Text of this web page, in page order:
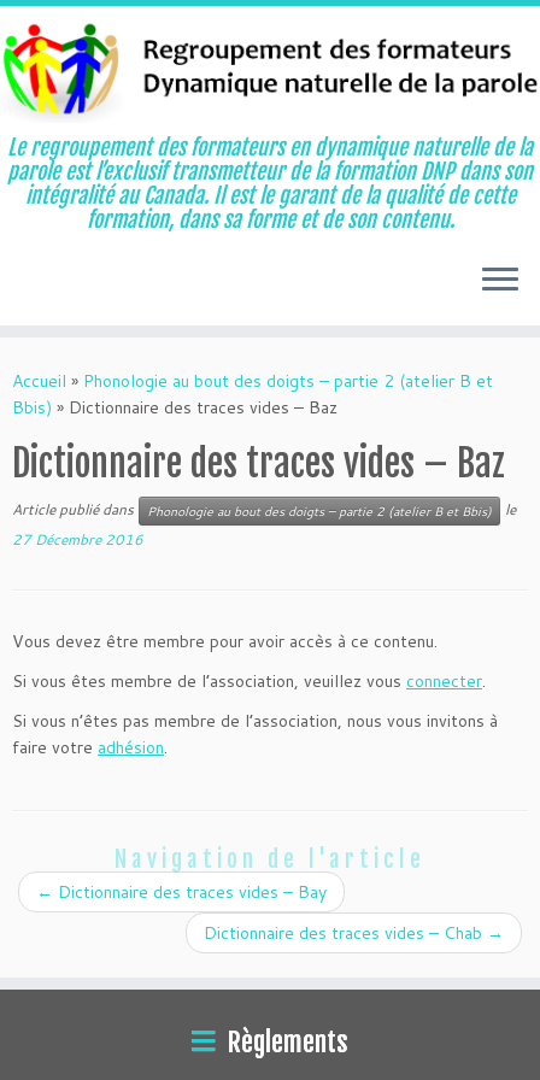
au
contenu
Le regroupement des formateurs en dynamique naturelle de la
parole est l’exclusif transmetteur de la formation DNP dans son
intégralité au Canada. Il est le garant de la qualité de cette
formation, dans sa forme et de son contenu.
Accueil » Phonologie au bout des doigts – partie 2 (atelier B et
Bbis) » Dictionnaire des traces vides – Baz
Dictionnaire des traces vides – Baz
Article publié dans Phonologie au bout des doigts – partie 2 (atelier B et Bbis)
le
27 Décembre 2016
Vous devez être membre pour avoir accès à ce contenu.
Si vous êtes membre de l’association, veuillez vous connecter.
Si vous n’êtes pas membre de l’association, nous vous invitons à
faire votre adhésion.
Navigation de l'article
← Dictionnaire des traces vides – Bay
Dictionnaire des traces vides – Chab →
Règlements